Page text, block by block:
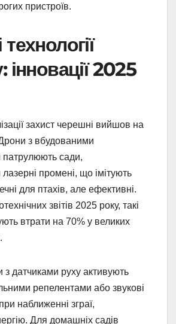
пристроїв.
інновації 2025
захист черешні вийшов на
з вбудованими
патрулюють сади,
промені, що імітують
для птахів, але ефективні.
звітів 2025 року, такі
втрати на 70% у великих
датчиками руху активують
репелентами або звукові
наближенні зграї,
Для домашніх садів